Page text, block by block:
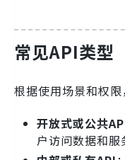
常见API类型
根据使用场景和权限
开放式或公共
户访问数据和服